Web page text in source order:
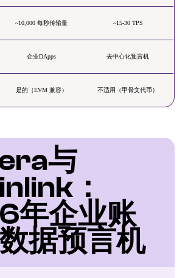
~10,000 每秒传输量 ~15-30 TPS
企业DApps 去中心化预言机
是的（EVM 兼容） 不适用（甲骨文代币）
与
：
年企业账
据预言机